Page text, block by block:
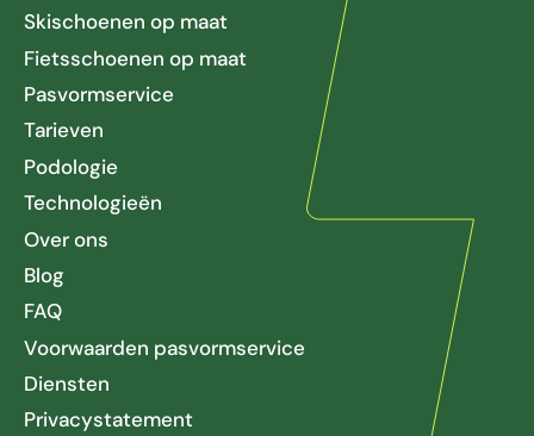
Skischoenen op maat
Fietsschoenen op maat
Pasvormservice
Tarieven
Podologie
Technologieën
Over ons
Blog
FAQ
Voorwaarden pasvormservice
Diensten
Privacystatement